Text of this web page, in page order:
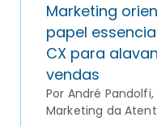
Marketing
papel
CX para
vendas
Por André
Marketing da